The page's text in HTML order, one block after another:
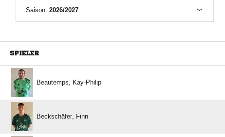
Saison: 2026/2027
SPIELER
 
 